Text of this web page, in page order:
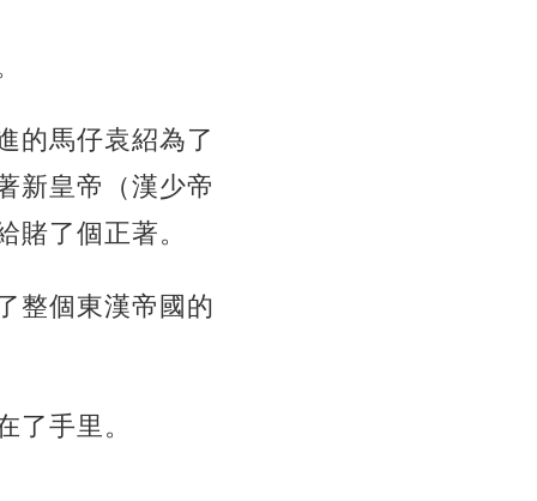
的馬仔袁紹為了
新皇帝（漢少帝
賭了個正著。
整個東漢帝國的
了手里。